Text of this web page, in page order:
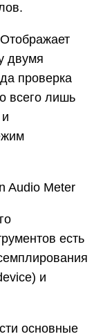
двумя
проверка
всего лишь
Audio Meter
есть
и
основные